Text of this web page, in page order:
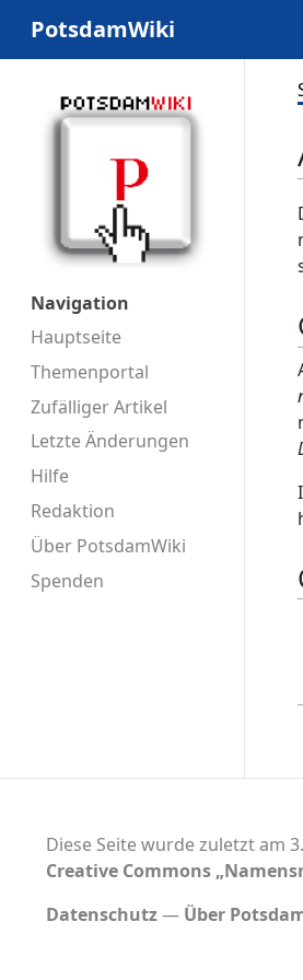
PotsdamWiki
Navigation
Hauptseite
Themenportal
Zufälliger Artikel
Letzte Änderungen
Hilfe
Redaktion
Über PotsdamWiki
Spenden
Diese Seite wurde zuletzt am
Creative Commons
Datenschutz
Über